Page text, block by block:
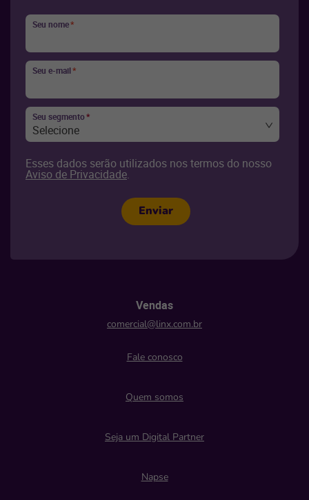
Seu nome*
Seu e-mail*
Seu segmento*
Selecione
Esses dados serão utilizados nos termos do nosso
Aviso de Privacidade.
Enviar
Vendas
comercial@linx.com.br
Fale conosco
Quem somos
Seja um Digital Partner
Napse